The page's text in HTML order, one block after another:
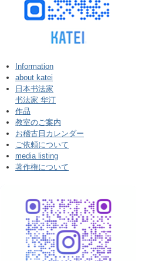
Information
about katei
日本书法家
书法家 华汀
作品
教室のご案内
お稽古日カレンダー
ご依頼について
media listing
著作権について